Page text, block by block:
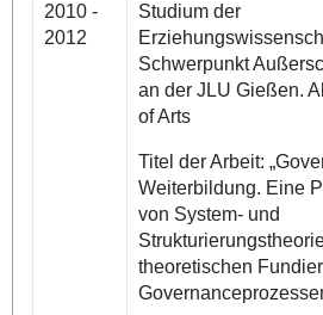
2010 -
2012
Studium der
Schwerpunkt
an der JLU Gießen.
of Arts
Titel der Arbeit:
Weiterbildung. Eine
von System- und
theoretischen